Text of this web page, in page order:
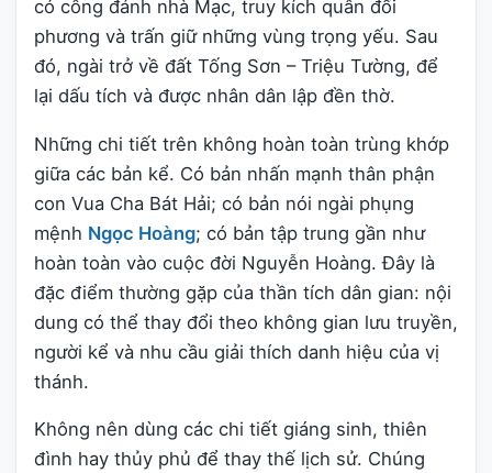
có công đánh nhà Mạc, truy kích quân đối
phương và trấn giữ những vùng trọng yếu. Sau
đó, ngài trở về đất Tống Sơn – Triệu Tường, để
lại dấu tích và được nhân dân lập đền thờ.
Những chi tiết trên không hoàn toàn trùng khớp
giữa các bản kể. Có bản nhấn mạnh thân phận
con Vua Cha Bát Hải; có bản nói ngài phụng
mệnh Ngọc Hoàng; có bản tập trung gần như
hoàn toàn vào cuộc đời Nguyễn Hoàng. Đây là
đặc điểm thường gặp của thần tích dân gian: nội
dung có thể thay đổi theo không gian lưu truyền,
người kể và nhu cầu giải thích danh hiệu của vị
thánh.
Không nên dùng các chi tiết giáng sinh, thiên
đình hay thủy phủ để thay thế lịch sử. Chúng